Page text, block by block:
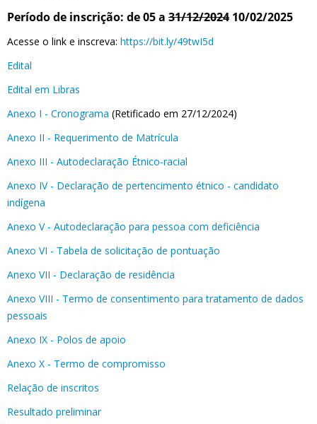
Período de inscrição: de 05 a 31/12/2024 10/02/2025
Acesse o link e inscreva: https://bit.ly/49twI5d
Edital
Edital em Libras
Anexo I - Cronograma (Retificado em 27/12/2024)
Anexo II - Requerimento de Matrícula
Anexo III - Autodeclaração Étnico-racial
Anexo IV - Declaração de pertencimento étnico - candidato
indígena
Anexo V - Autodeclaração para pessoa com deficiência
Anexo VI - Tabela de solicitação de pontuação
Anexo VII - Declaração de residência
Anexo VIII - Termo de consentimento para tratamento de dados
pessoais
Anexo IX - Polos de apoio
Anexo X - Termo de compromisso
Relação de inscritos
Resultado preliminar